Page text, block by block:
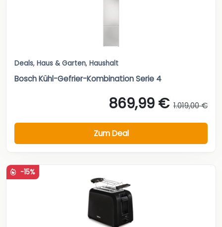
Deals, Haus & Garten, Haushalt
Bosch Kühl-Gefrier-Kombination Serie 4
869,99 € 1.019,00 €
Zum Deal
-15%